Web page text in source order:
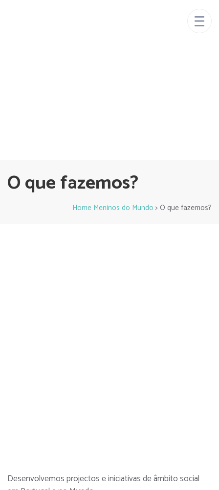
O que fazemos?
Home Meninos do Mundo > O que fazemos?
Desenvolvemos projectos e iniciativas de âmbito social